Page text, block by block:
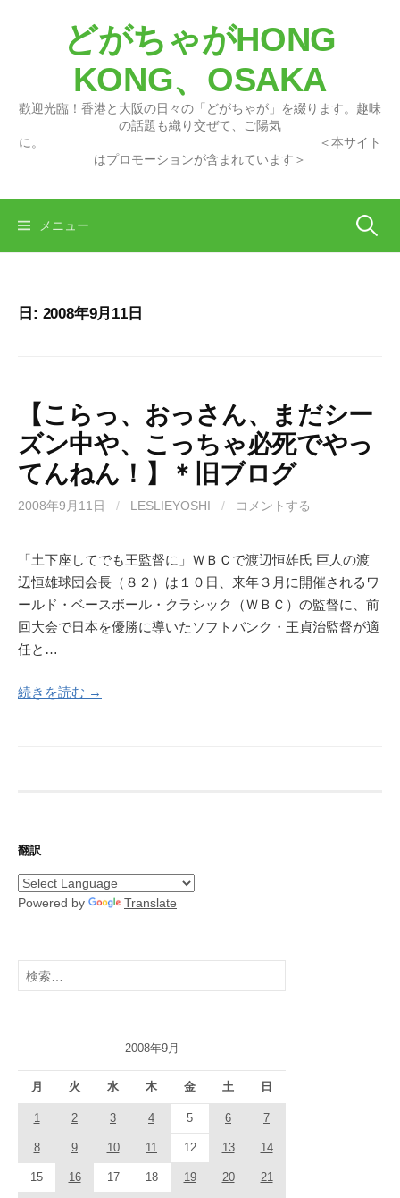
どがちゃがHONG
KONG、OSAKA
歡迎光臨！香港と大阪の日々の「どがちゃが」を綴ります。趣味
の話題も織り交ぜて、ご陽気
に。 ＜本サイト
はプロモーションが含まれています＞
メニュー 検
日: 2008年9月11日
【こらっ、おっさん、まだシー
ズン中や、こっちゃ必死でやっ
てんねん！】＊旧ブログ
2008年9月11日 / LESLIEYOSHI / コメントする
「土下座してでも王監督に」ＷＢＣで渡辺恒雄氏 巨人の渡
辺恒雄球団会長（８２）は１０日、来年３月に開催されるワ
ールド・ベースボール・クラシック（ＷＢＣ）の監督に、前
回大会で日本を優勝に導いたソフトバンク・王貞治監督が適
任と…
続きを読む →
翻訳
Powered by Translate
検
索:
2008年9月
月 火 水 木 金 土 日
1 2 3 4 5 6 7
8 9 10 11 12 13 14
15 16 17 18 19 20 21